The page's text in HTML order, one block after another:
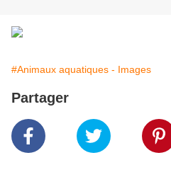
#Animaux aquatiques - Images
Partager